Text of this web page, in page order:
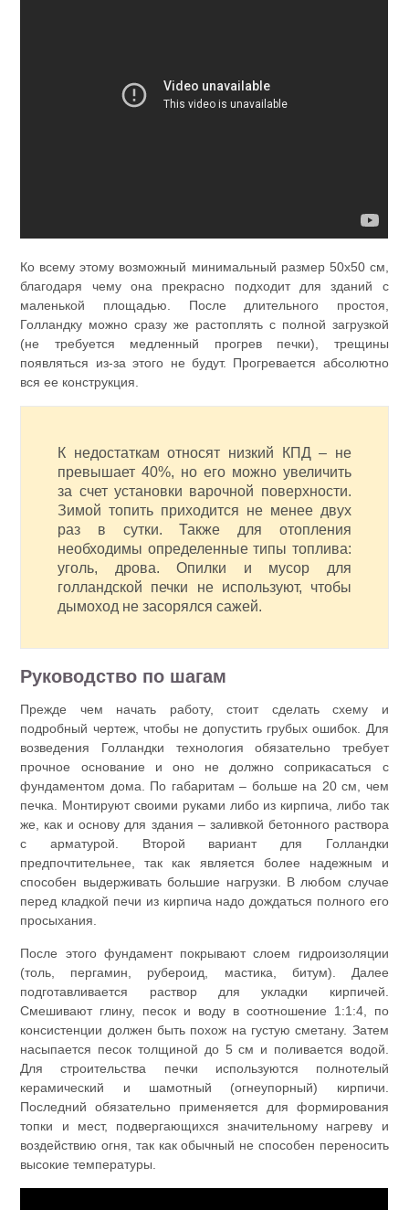
Ко всему этому возможный минимальный размер 50х50 см,
благодаря чему она прекрасно подходит для зданий с
маленькой площадью. После длительного простоя,
Голландку можно сразу же растоплять с полной загрузкой
(не требуется медленный прогрев печки), трещины
появляться из-за этого не будут. Прогревается абсолютно
вся ее конструкция.
К недостаткам относят низкий КПД – не
превышает 40%, но его можно увеличить
за счет установки варочной поверхности.
Зимой топить приходится не менее двух
раз в сутки. Также для отопления
необходимы определенные типы топлива:
уголь, дрова. Опилки и мусор для
голландской печки не используют, чтобы
дымоход не засорялся сажей.
Руководство по шагам
Прежде чем начать работу, стоит сделать схему и
подробный чертеж, чтобы не допустить грубых ошибок. Для
возведения Голландки технология обязательно требует
прочное основание и оно не должно соприкасаться с
фундаментом дома. По габаритам – больше на 20 см, чем
печка. Монтируют своими руками либо из кирпича, либо так
же, как и основу для здания – заливкой бетонного раствора
с арматурой. Второй вариант для Голландки
предпочтительнее, так как является более надежным и
способен выдерживать большие нагрузки. В любом случае
перед кладкой печи из кирпича надо дождаться полного его
просыхания.
После этого фундамент покрывают слоем гидроизоляции
(толь, пергамин, рубероид, мастика, битум). Далее
подготавливается раствор для укладки кирпичей.
Смешивают глину, песок и воду в соотношение 1:1:4, по
консистенции должен быть похож на густую сметану. Затем
насыпается песок толщиной до 5 см и поливается водой.
Для строительства печки используются полнотелый
керамический и шамотный (огнеупорный) кирпичи.
Последний обязательно применяется для формирования
топки и мест, подвергающихся значительному нагреву и
воздействию огня, так как обычный не способен переносить
высокие температуры.